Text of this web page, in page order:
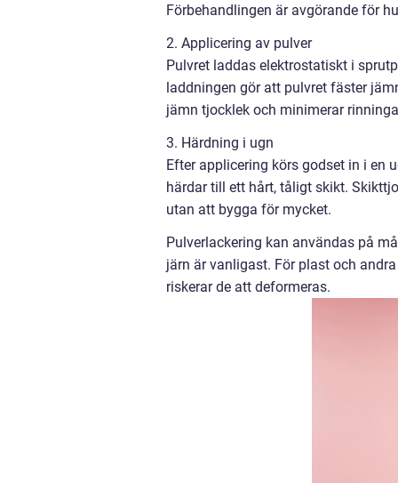
Förbehandlingen är avgörande för
2. Applicering av pulver
Pulvret laddas elektrostatiskt i
laddningen gör att pulvret fäster
jämn tjocklek och minimerar
3. Härdning i ugn
Efter applicering körs godset in i en
härdar till ett hårt, tåligt skikt.
utan att bygga för mycket.
Pulverlackering kan användas på
järn är vanligast. För plast och
riskerar de att deformeras.